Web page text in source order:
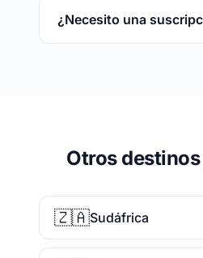
¿Necesito una
Otros
🇿🇦Sudáfrica